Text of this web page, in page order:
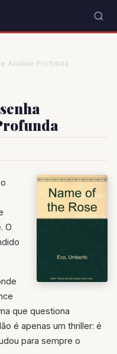
Análise Profunda
O
que questiona
é apenas um thriller: é
para sempre o